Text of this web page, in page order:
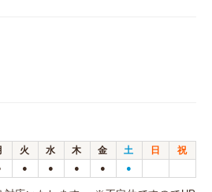
火 水 木 金 土 日
祝
● ● ● ● ●